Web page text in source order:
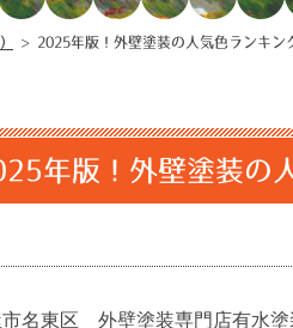
> 2025年版！外壁塗装の人気色ランキン
年版！外壁塗装の
名東区 外壁塗装専門店有水